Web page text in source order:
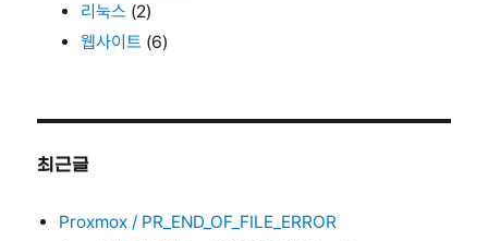
리눅스 (2)
웹사이트 (6)
최근글
Proxmox / PR_END_OF_FILE_ERROR